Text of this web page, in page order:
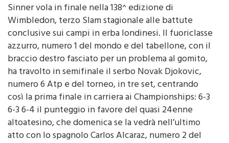
LONDRA (INGHILTERRA) (ITALPRESS) – Jannik
Sinner vola in finale nella 138^ edizione di
Wimbledon, terzo Slam stagionale alle battute
conclusive sui campi in erba londinesi. Il fuoriclasse
azzurro, numero 1 del mondo e del tabellone, con il
braccio destro fasciato per un problema al gomito,
ha travolto in semifinale il serbo Novak Djokovic,
numero 6 Atp e del torneo, in tre set, centrando
così la prima finale in carriera ai Championships: 6-3
6-3 6-4 il punteggio in favore del quasi 24enne
altoatesino, che domenica se la vedrà nell’ultimo